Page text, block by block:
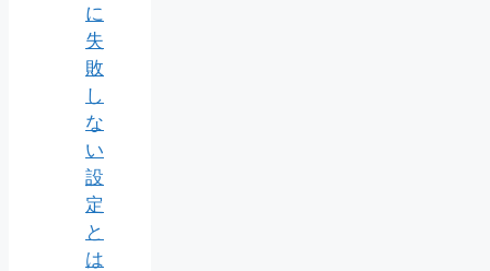
に
失
敗
し
な
い
設
定
と
は